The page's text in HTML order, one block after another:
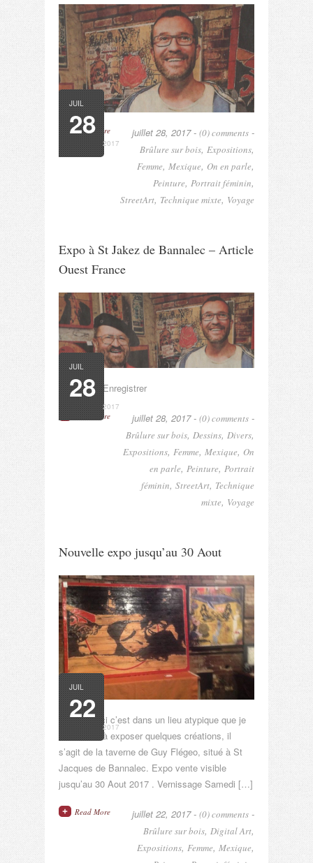
JUIL
28
2017
Read More juillet 28, 2017 - (0) comments -
Brûlure sur bois, Expositions,
Femme, Mexique, On en parle,
Peinture, Portrait féminin,
StreetArt, Technique mixte, Voyage
Expo à St Jakez de Bannalec – Article
Ouest France
JUIL
28
2017
EnregistrerEnregistrer
Read More juillet 28, 2017 - (0) comments -
Brûlure sur bois, Dessins, Divers,
Expositions, Femme, Mexique, On
en parle, Peinture, Portrait
féminin, StreetArt, Technique
mixte, Voyage
Nouvelle expo jusqu’au 30 Aout
JUIL
22
2017
Cette fois ci c’est dans un lieu atypique que je
suis invité à exposer quelques créations, il
s’agit de la taverne de Guy Flégeo, situé à St
Jacques de Bannalec. Expo vente visible
jusqu’au 30 Aout 2017 . Vernissage Samedi […]
Read More juillet 22, 2017 - (0) comments -
Brûlure sur bois, Digital Art,
Expositions, Femme, Mexique,